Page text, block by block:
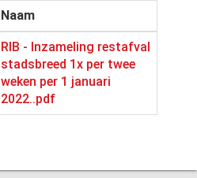
Naam
RIB - Inzameling restafval
stadsbreed 1x per twee
weken per 1 januari
2022..pdf